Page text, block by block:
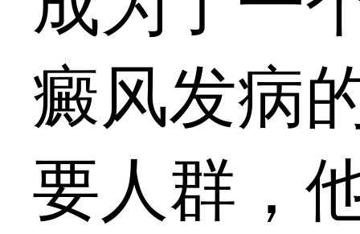
癜风发病
要人群，